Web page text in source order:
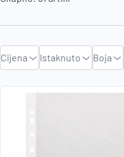
Cijena Istaknuto Boja